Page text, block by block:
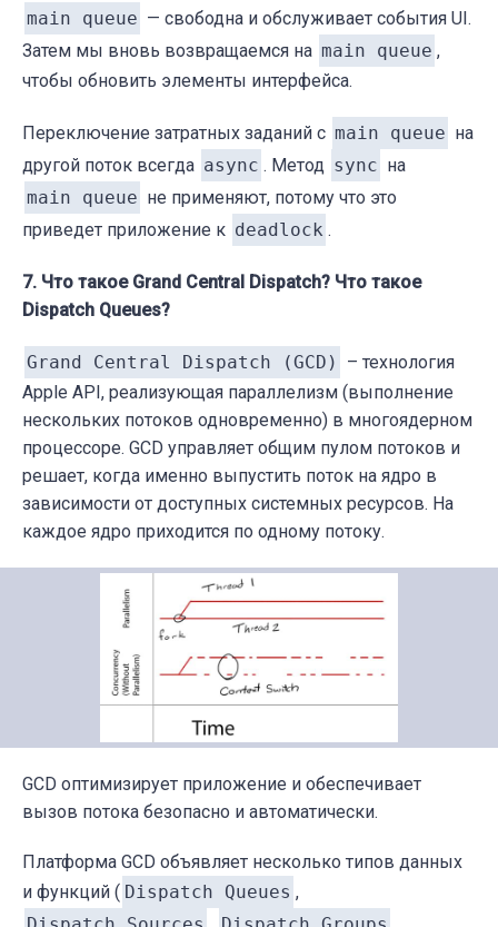
main queue — свободна и обслуживает события UI.
Затем мы вновь возвращаемся на main queue ,
чтобы обновить элементы интерфейса.
Переключение затратных заданий с main queue на
другой поток всегда async . Метод sync на
main queue не применяют, потому что это
приведет приложение к deadlock .
7. Что такое Grand Central Dispatch? Что такое
Dispatch Queues?
Grand Central Dispatch (GCD)
– технология
Apple API, реализующая параллелизм (выполнение
нескольких потоков одновременно) в многоядерном
процессоре. GCD управляет общим пулом потоков и
решает, когда именно выпустить поток на ядро в
зависимости от доступных системных ресурсов. На
каждое ядро приходится по одному потоку.
GCD оптимизирует приложение и обеспечивает
вызов потока безопасно и автоматически.
Платформа GCD объявляет несколько типов данных
и функций ( Dispatch Queues ,